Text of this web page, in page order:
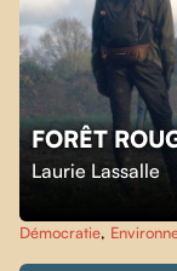
FORÊT
Laurie Lassalle
Démocratie,